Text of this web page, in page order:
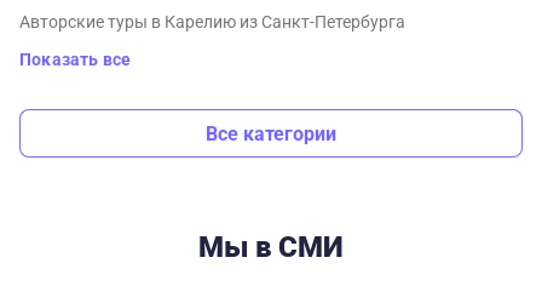
Авторские туры в Карелию из Санкт-Петербурга
Показать все
Все категории
Мы в СМИ